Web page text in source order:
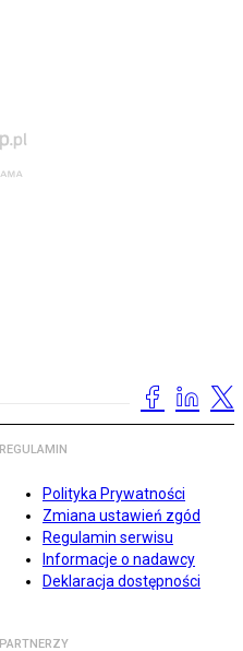
REGULAMIN
Polityka Prywatności
Zmiana ustawień zgód
Regulamin serwisu
Informacje o nadawcy
Deklaracja dostępności
PARTNERZY